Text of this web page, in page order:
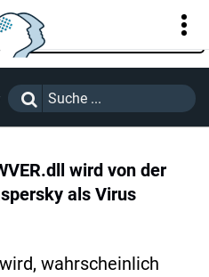
wird von der
als Virus
wahrscheinlich